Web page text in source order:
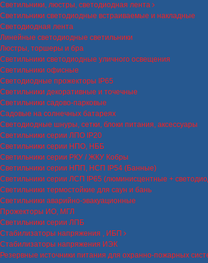
Светильники, люстры, светодиодная лента
Светильники светодиодные встраиваемые и накладные
Светодиодная лента
Линейные светодиодные светильники
Люстры, торшеры и бра
Светильники светодиодные уличного освещения
Светильники офисные
Светодиодные прожекторы IP65
Светильники декоративные и точечные
Светильники садово-парковые
Садовые на солнечных батареях
Светодиодные шнуры, сетки, блоки питания, аксессуары
Светильники серии ЛПО IP20
Светильники серии НПО, НББ
Светильники серии РКУ / ЖКУ Кобры
Светильники серии НПП, НСП IP54 (Банные)
Светильники серии ЛСП IP65 (люминисцентные +
Светильники термостойкие для саун и бань
Светильники аварийно-эвакуационные
Прожекторы ИО, МГЛ
Светильники серии ЛПБ
Стабилизаторы напряжения , ИБП
Стабилизаторы напряжения ИЭК
Резервные источники питания для охранно-пожарных